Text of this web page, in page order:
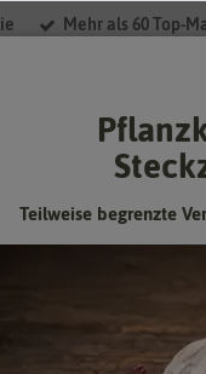
Mehr als 60 Top-
Teilweise begrenzte